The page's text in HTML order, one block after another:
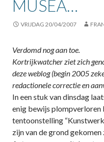
MUSEA…
VRIJDAG 20/04/2007
Verdomd nog aan toe.
Kortrijkwatcher ziet zich
deze weblog (begin 2005
redactionele correctie en
In een stuk van dinsdag
enig bewijs plompverloren
tentoonstelling
zijn van de grond